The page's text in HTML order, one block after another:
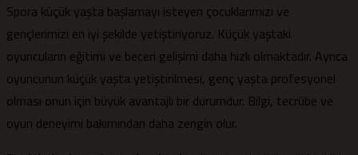
Spora küçük yaşta başlamayı isteyen çocuklarımızı ve
gençlerimizi en iyi şekilde yetiştiriyoruz. Küçük yaştaki
oyuncuların eğitimi ve beceri gelişimi daha hızlı olmaktadır. Ayrıca
oyuncunun küçük yaşta yetiştirilmesi, genç yaşta profesyonel
olması onun için büyük avantajlı bir durumdur. Bilgi, tecrübe ve
oyun deneyimi bakımından daha zengin olur.